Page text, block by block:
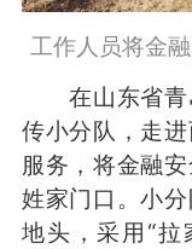
工作人员将金
在山东省青
传小分队，走
服务，将金融
姓家门口。小
地头，采用“